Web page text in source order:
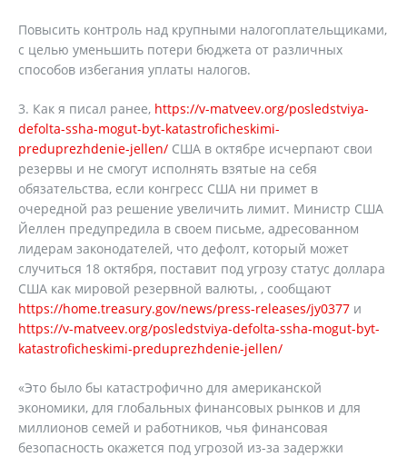
Повысить контроль над крупными налогоплательщиками,
с целью уменьшить потери бюджета от различных
способов избегания уплаты налогов.
3. Как я писал ранее, https://v-matveev.org/posledstviya-
defolta-ssha-mogut-byt-katastroficheskimi-
preduprezhdenie-jellen/ США в октябре исчерпают свои
резервы и не смогут исполнять взятые на себя
обязательства, если конгресс США ни примет в
очередной раз решение увеличить лимит. Министр США
Йеллен предупредила в своем письме, адресованном
лидерам законодателей, что дефолт, который может
случиться 18 октября, поставит под угрозу статус доллара
США как мировой резервной валюты, , сообщают
https://home.treasury.gov/news/press-releases/jy0377 и
https://v-matveev.org/posledstviya-defolta-ssha-mogut-byt-
katastroficheskimi-preduprezhdenie-jellen/
«Это было бы катастрофично для американской
экономики, для глобальных финансовых рынков и для
миллионов семей и работников, чья финансовая
безопасность окажется под угрозой из-за задержки